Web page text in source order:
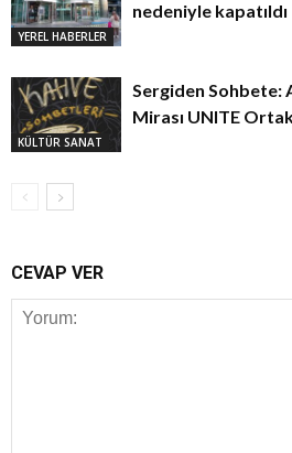
YEREL HABERLER
nedeniyle kapatıldı
KÜLTÜR SANAT
Sergiden Sohbete:
Mirası UNITE
CEVAP VER